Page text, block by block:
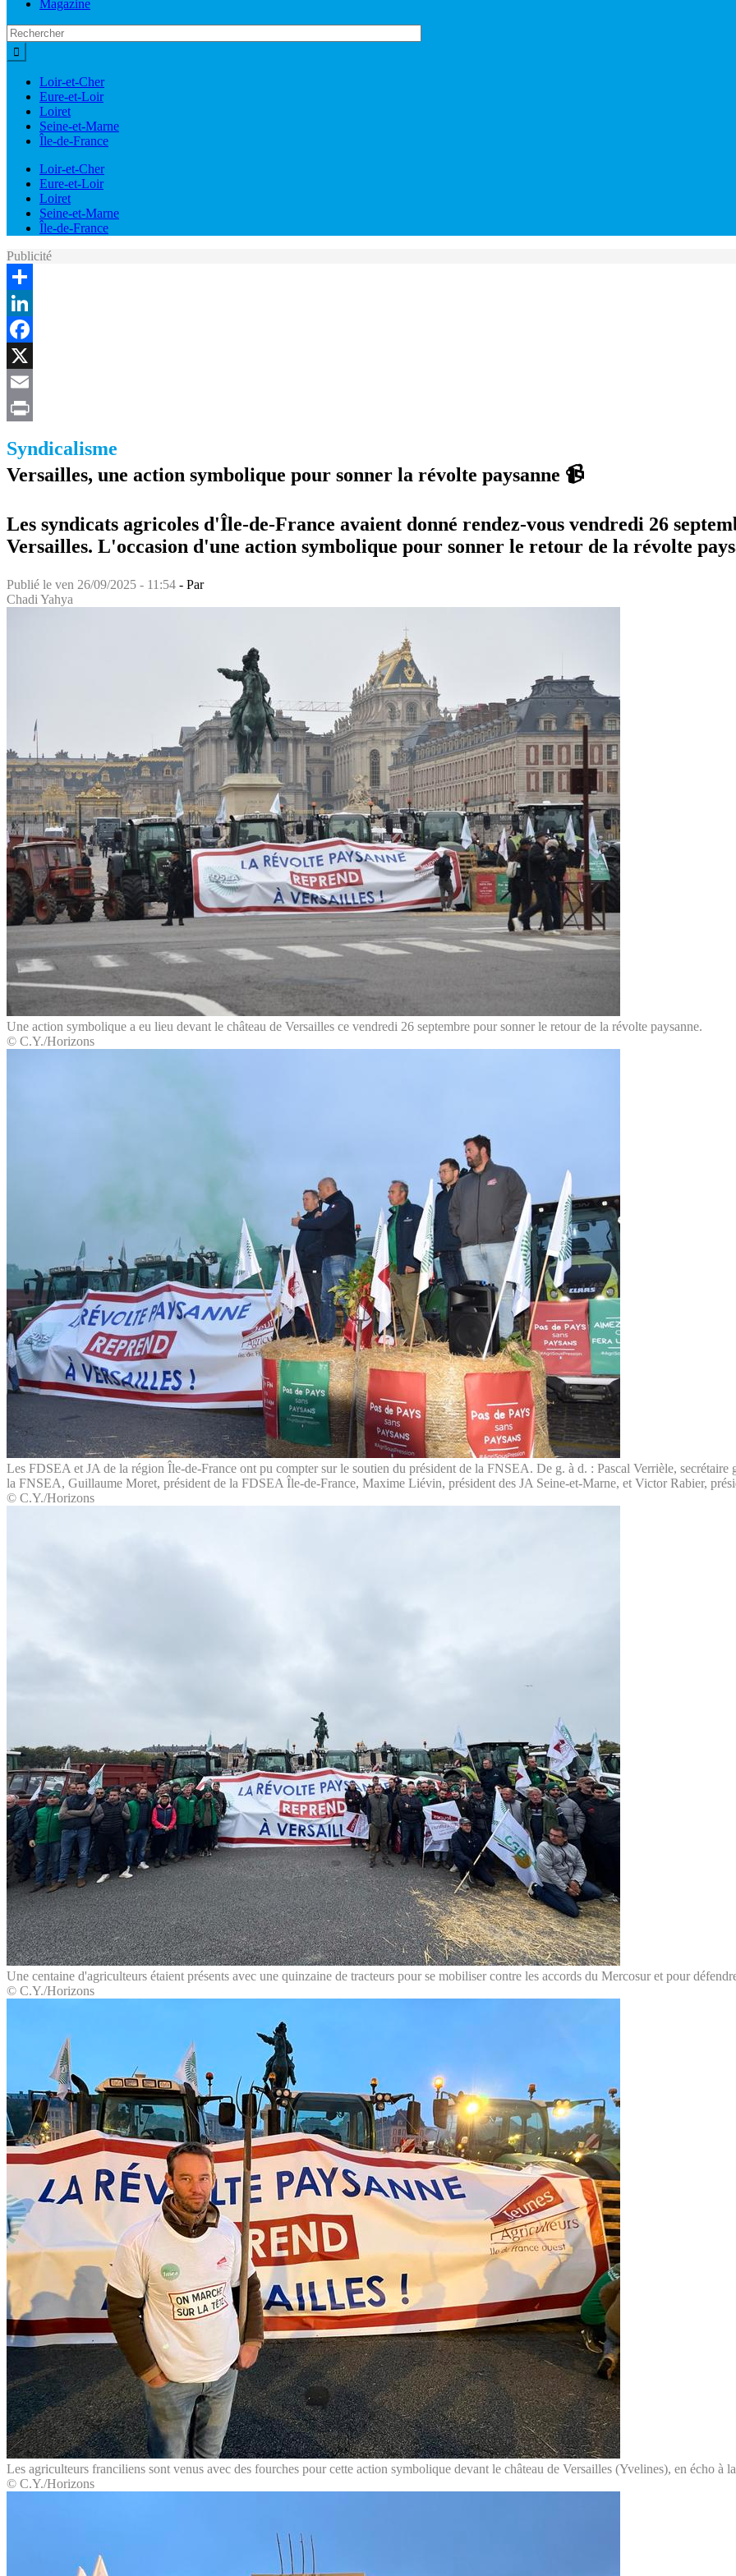
Magazine
Loir-et-Cher
Eure-et-Loir
Loiret
Seine-et-Marne
Île-de-France
Loir-et-Cher
Eure-et-Loir
Loiret
Seine-et-Marne
Île-de-France
Publicité
Share
LinkedIn
Facebook
X
Email
Syndicalisme
Versailles, une action symbolique pour sonner la révolte paysanne 📹
Les syndicats agricoles d'Île-de-France avaient donné rendez-vous vendredi 26
Versailles. L'occasion d'une action symbolique pour sonner le retour de la révolte
Publié le ven 26/09/2025 - 11:54 - Par
Chadi Yahya
Une action symbolique a eu lieu devant le château de Versailles ce vendredi 26 septembre pour sonner le retour de la révolte paysanne.
© C.Y./Horizons
Les FDSEA et JA de la région Île-de-France ont pu compter sur le soutien du président de la FNSEA. De g. à d. : Pascal Verrièle,
la FNSEA, Guillaume Moret, président de la FDSEA Île-de-France, Maxime Liévin, président des JA Seine-et-Marne, et Victor Rabier,
© C.Y./Horizons
Une centaine d'agriculteurs étaient présents avec une quinzaine de tracteurs pour se mobiliser contre les accords du Mercosur et pour
© C.Y./Horizons
Les agriculteurs franciliens sont venus avec des fourches pour cette action symbolique devant le château de Versailles (Yvelines), en écho à
© C.Y./Horizons